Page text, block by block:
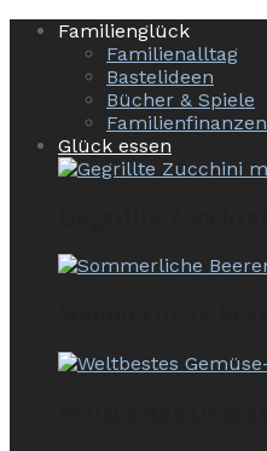
Familienglück
Familienalltag
Bastelideen
Bücher & Spiele
Familienfinanzen
Glück essen